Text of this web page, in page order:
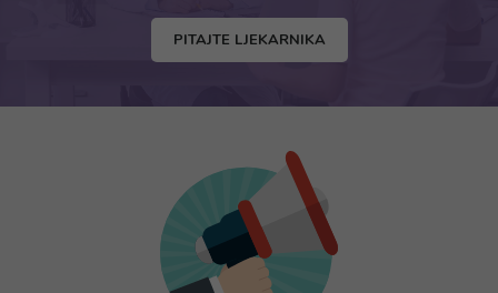
PITAJTE LJEKARNIKA